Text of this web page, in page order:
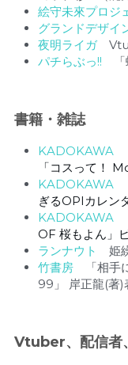
絵守未來プロジ
グランドデザイ
夜明ライガ
パチらぶっ!!
書籍・雑誌
KADOKAWA
「コスって！
KADOKAWA
ぎるOPIカレン
KADOKAWA
OF 桜もよん」
ランナウト
姫
竹書房 「相手
99」 岸正龍(著)
Vtuber、配信者